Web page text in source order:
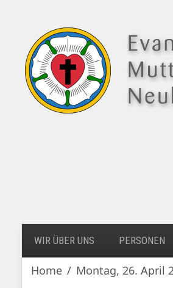
WIR ÜBER UNS PERSONEN
Home Montag, 26. April